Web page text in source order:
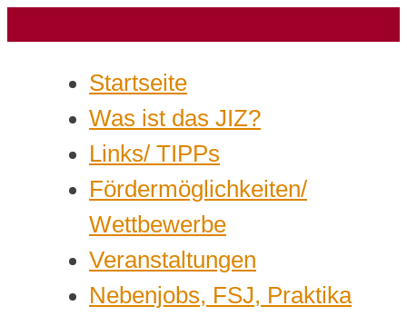
Startseite
Was ist das JIZ?
Links/ TIPPs
Fördermöglichkeiten/
Wettbewerbe
Veranstaltungen
Nebenjobs, FSJ, Praktika